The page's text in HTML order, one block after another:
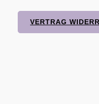
VERTRAG